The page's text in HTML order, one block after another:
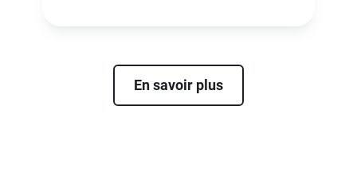
En savoir plus